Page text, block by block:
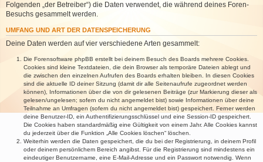
Folgenden „der Betreiber“) die Daten verwendet, die während deines Foren-
Besuchs gesammelt werden.
UMFANG UND ART DER DATENSPEICHERUNG
Deine Daten werden auf vier verschiedene Arten gesammelt:
Die Forensoftware phpBB erstellt bei deinem Besuch des Boards mehrere Cookies.
Cookies sind kleine Textdateien, die dein Browser als temporäre Dateien ablegt und
die zwischen den einzelnen Aufrufen des Boards erhalten bleiben. In diesen Cookies
sind die aktuelle ID deiner Sitzung (damit dir alle Seitenaufrufe zugeordnet werden
können), Informationen über die von dir gelesenen Beiträge (zur Markierung dieser als
gelesen/ungelesen; sofern du nicht angemeldet bist) sowie Informationen über deine
Teilnahme an Umfragen (sofern du nicht angemeldet bist) gespeichert. Ferner werden
deine Benutzer-ID, ein Authentifizierungsschlüssel und eine Session-ID gespeichert.
Die Cookies haben standardmäßig eine Gültigkeit von einem Jahr. Alle Cookies kannst
du jederzeit über die Funktion „Alle Cookies löschen“ löschen.
Weiterhin werden die Daten gespeichert, die du bei der Registrierung, in deinem Profil
oder deinem persönlichem Bereich angibst. Für die Registrierung sind mindestens ein
eindeutiger Benutzername, eine E-Mail-Adresse und ein Passwort notwendig. Wenn